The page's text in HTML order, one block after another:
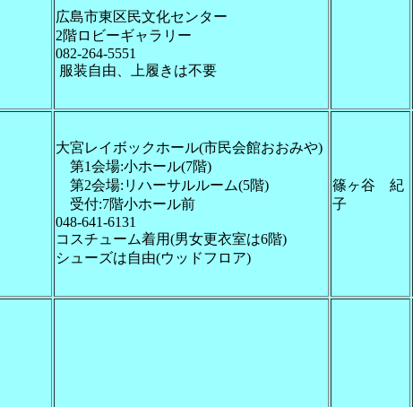
広島市東区民文化センター
2階ロビーギャラリー
082-264-5551
服装自由、上履きは不要
大宮レイボックホール(市民会館おおみや)
第1会場:小ホール(7階)
第2会場:リハーサルルーム(5階)
受付:7階小ホール前
048-641-6131
コスチューム着用(男女更衣室は6階)
シューズは自由(ウッドフロア)
篠ヶ谷 紀
子